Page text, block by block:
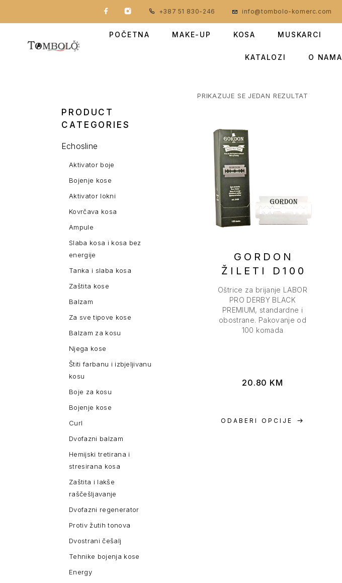
+387 51 830-246 info@tombolo-komerc.com
POČETNA MAKE-UP KOSA MUSKARCI
KATALOZI O NAMA
PRODUCT
CATEGORIES
Echosline
Aktivator boje
Bojenje kose
Aktivator lokni
Kovrčava kosa
Ampule
Slaba kosa i kosa bez
energije
Tanka i slaba kosa
Zaštita kose
Balzam
Za sve tipove kose
Balzam za kosu
Njega kose
Štiti farbanu i izbjeljivanu
kosu
Boje za kosu
Bojenje kose
Curl
Dvofazni balzam
Hemijski tretirana i
stresirana kosa
Zaštita i lakše
raščešljavanje
Dvofazni regenerator
Protiv žutih tonova
Dvostrani češalj
Tehnike bojenja kose
Energy
PRIKAZUJE SE JEDAN REZULTAT
ODABERI OPCIJE
GORDON
ŽILETI D100
Oštrice za brijanje LABOR
PRO DERBY BLACK
PREMIUM, standardne i
obostrane. Pakovanje od
100 komada
20.80 KM